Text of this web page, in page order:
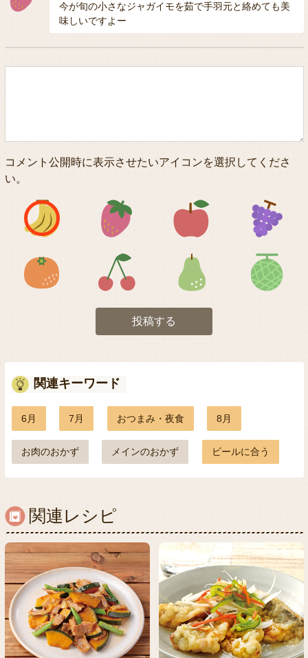
今が旬の小さなジャガイモを茹で手羽元と絡めても美
味しいですよー
コメント公開時に表示させたいアイコンを選択してくださ
い。
アイコン1 アイコン2 アイコン3
アイコン5 アイコン6 アイコン7
投稿する
関連キーワード
6月 7月 おつまみ・夜食 8月
お肉のおかず メインのおかず ビールに合う
関連レシピ